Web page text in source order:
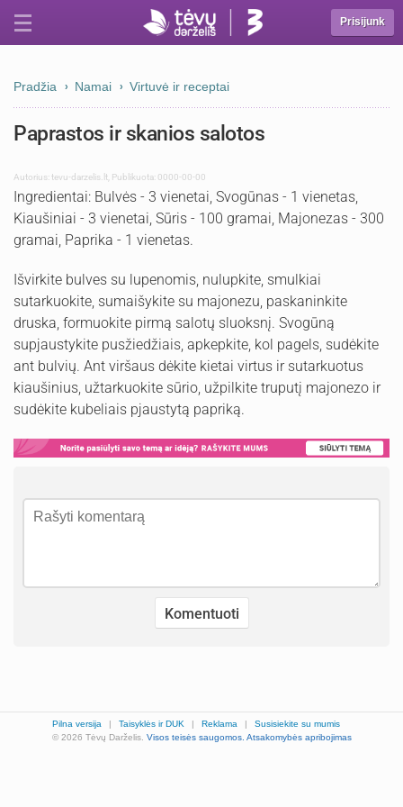
Prisijunk
Pradžia Namai Virtuvė ir receptai
Paprastos ir skanios salotos
Autorius:tevu-darzelis.lt Publikuota: 0000-00-00
Ingredientai: Bulvės - 3 vienetai, Svogūnas - 1 vienetas,
Kiaušiniai - 3 vienetai, Sūris - 100 gramai, Majonezas - 300
gramai, Paprika - 1 vienetas.
Išvirkite bulves su lupenomis, nulupkite, smulkiai
sutarkuokite, sumaišykite su majonezu, paskaninkite
druska, formuokite pirmą salotų sluoksnį. Svogūną
supjaustykite pusžiedžiais, apkepkite, kol pagels, sudėkite
ant bulvių. Ant viršaus dėkite kietai virtus ir sutarkuotus
kiaušinius, užtarkuokite sūrio, užpilkite truputį majonezo ir
sudėkite kubeliais pjaustytą papriką.
Pilna versija | Taisyklės ir DUK | Reklama |
Susisiekite su mumis
© 2026 Tėvų Darželis. Visos teisės saugomos. Atsakomybės apribojimas